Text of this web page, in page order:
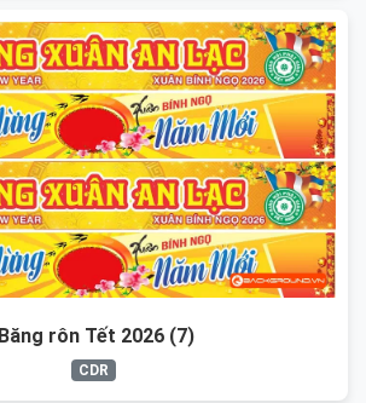
Băng rôn Tết 2026 (7)
CDR